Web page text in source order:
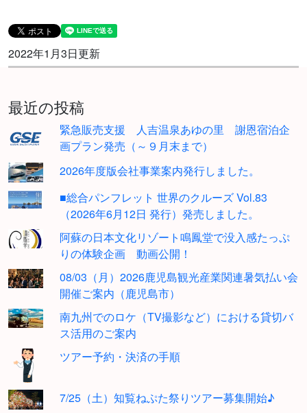
2022年1月3日更新
最近の投稿
緊急販売支援 人吉温泉あゆの里 謝恩宿泊企
画プラン発売（～９月末まで）
2026年度版会社事業案内発行しました。
■総合パンフレット 世界のクルーズ Vol.83
（2026年6月12日 発行）発売しました。
阿蘇の日本文化リゾート鳴鳳堂で没入感たっぷ
りの体験企画 動画公開！
08/03（月）2026鹿児島観光産業関連暑気払い会
開催ご案内（鹿児島市）
南九州でのロケ（TV撮影など）における貸切バ
ス活用のご案内
ツアー予約・決済の手順
7/25（土）知覧ねぷた祭りツアー募集開始♪